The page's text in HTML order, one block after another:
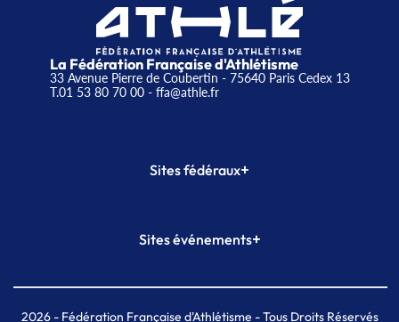
La Fédération Française d'Athlétisme
33 Avenue Pierre de Coubertin - 75640 Paris Cedex 13
T.01 53 80 70 00- ffa@athle.fr
Sites fédéraux+
Plateforme Formation
Sites événements+
Meeting de Paris indoor
MAIF Ekiden de Paris
2026- Fédération Française d'Athlétisme - Tous Droits Réservés